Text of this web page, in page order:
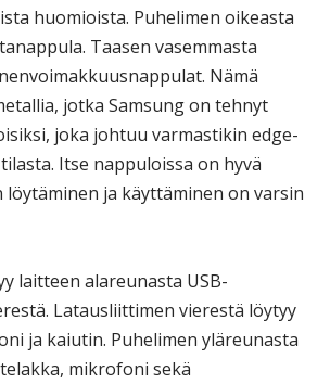
huomioista. Puhelimen oikeasta
Taasen vasemmasta
Nämä
jotka Samsung on tehnyt
joka johtuu varmastikin edge-
Itse nappuloissa on hyvä
ja käyttäminen on varsin
laitteen alareunasta USB-
Latausliittimen vierestä löytyy
ja kaiutin. Puhelimen yläreunasta
mikrofoni sekä